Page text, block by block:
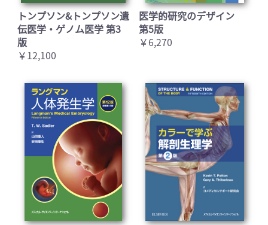
トンプソン&トンプソン遺
伝医学・ゲノム医学 第3
版
￥12,100
医学的研究のデザイン
第5版
￥6,270